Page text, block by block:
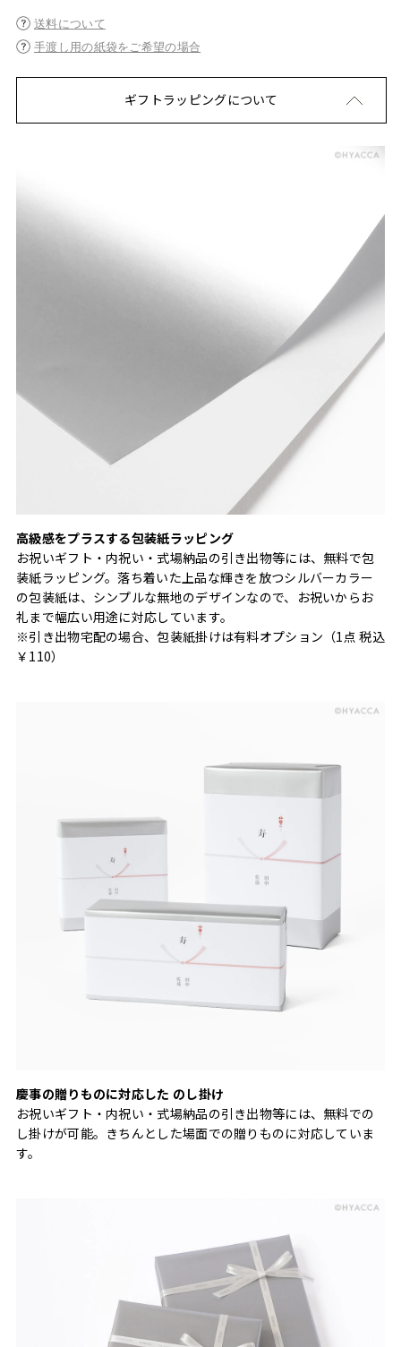
送料について
手渡し用の紙袋をご希望の場合
ギフトラッピングについて
高級感をプラスする包装紙ラッピング
お祝いギフト・内祝い・式場納品の引き出物等には、無料で包
装紙ラッピング。落ち着いた上品な輝きを放つシルバーカラー
の包装紙は、シンプルな無地のデザインなので、お祝いからお
礼まで幅広い用途に対応しています。
※引き出物宅配の場合、包装紙掛けは有料オプション（1点 税込
￥110）
慶事の贈りものに対応した のし掛け
お祝いギフト・内祝い・式場納品の引き出物等には、無料での
し掛けが可能。きちんとした場面での贈りものに対応していま
す。